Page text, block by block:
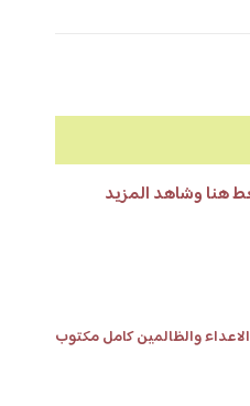
هنا وشاهد المزيد
والظالمين كامل مكتوب